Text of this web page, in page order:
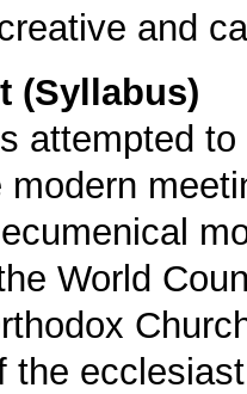
and
(Syllabus)
attempted
World
the